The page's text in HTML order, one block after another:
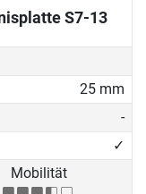
S7-13
25 mm
-
✓
Mobilität